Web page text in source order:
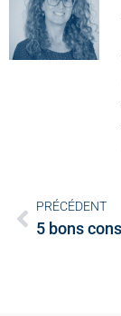
PRÉCÉDENT